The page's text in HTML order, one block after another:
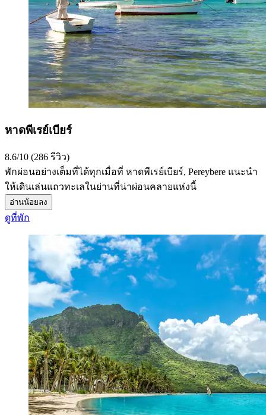
หาดพีเรย์เบียร์
8.6/10 (286 รีวิว)
พักผ่อนอย่างเต็มที่ได้ทุกเมื่อที่ หาดพีเรย์เบียร์, Pereybere แนะนำ
ให้เดินเล่นแถวทะเลในย่านที่น่าผ่อนคลายแห่งนี้
อ่านน้อยลง
ดูที่พัก